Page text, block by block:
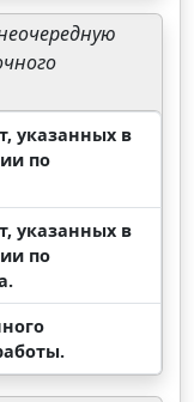
указанных в
по
указанных в
по